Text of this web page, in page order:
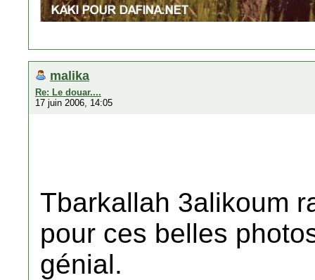
malika
Re: Le douar....
17 juin 2006, 14:05
Tbarkallah 3alikoum
pour ces belles
génial.